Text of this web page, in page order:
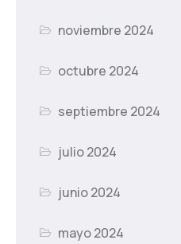
noviembre 2024
octubre 2024
septiembre 2024
julio 2024
junio 2024
mayo 2024